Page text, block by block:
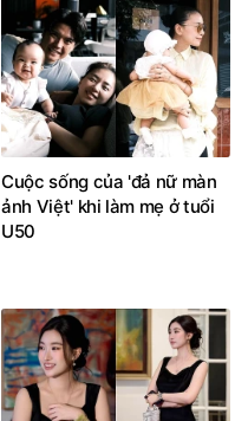
Cuộc sống của 'đả nữ màn
ảnh Việt' khi làm mẹ ở tuổi
U50